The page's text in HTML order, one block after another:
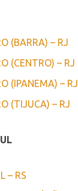
(BARRA) – RJ
(CENTRO) – RJ
(IPANEMA) – RJ
(TIJUCA) – RJ
– RS